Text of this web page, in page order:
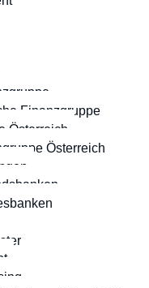
Finanzgruppe
Österreich
Österreich